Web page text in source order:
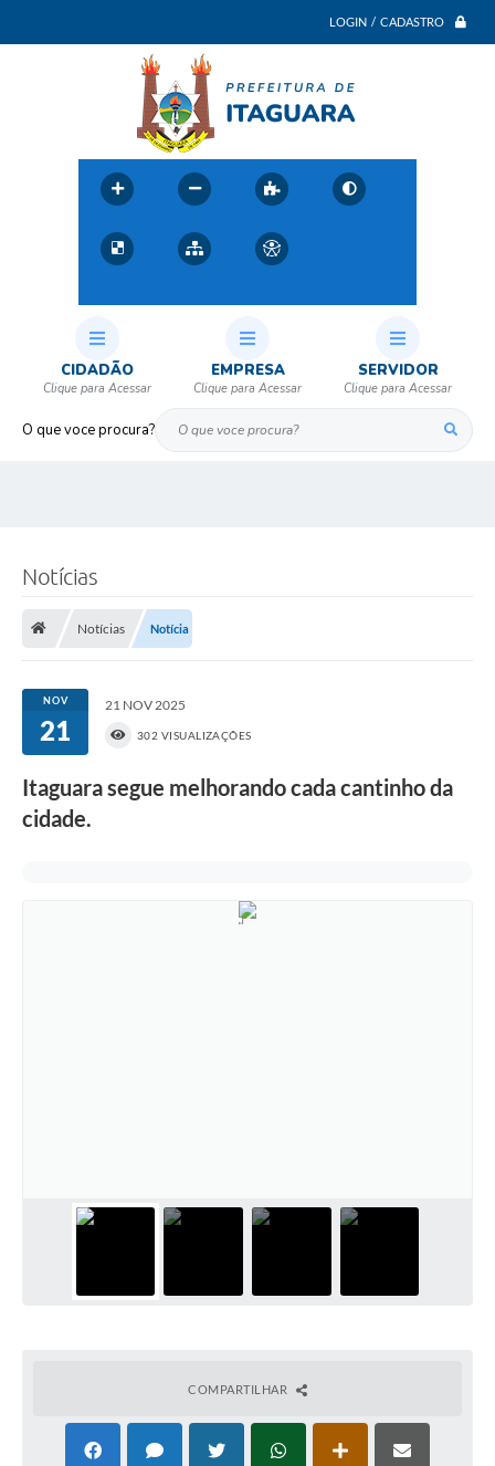
LOGIN / CADASTRO
O que voce procura?
CIDADÃO EMPRESA SERVIDOR
Notícias
Notícias Notícia
NOV
21
21 NOV 2025
302 VISUALIZAÇÕES
Itaguara segue melhorando cada cantinho da
cidade.
COMPARTILHAR